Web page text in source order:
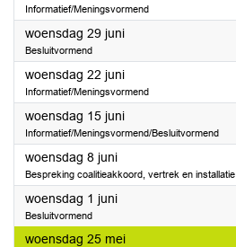
Informatief/Meningsvormend
woensdag 29 juni2022
Besluitvormend
woensdag 22 juni2022
Informatief/Meningsvormend
woensdag 15 juni2022
Informatief/Meningsvormend/Besluitvormend
woensdag 8 juni2022
Bespreking coalitieakkoord, vertrek en
woensdag 1 juni2022
Besluitvormend
woensdag 25 mei2022